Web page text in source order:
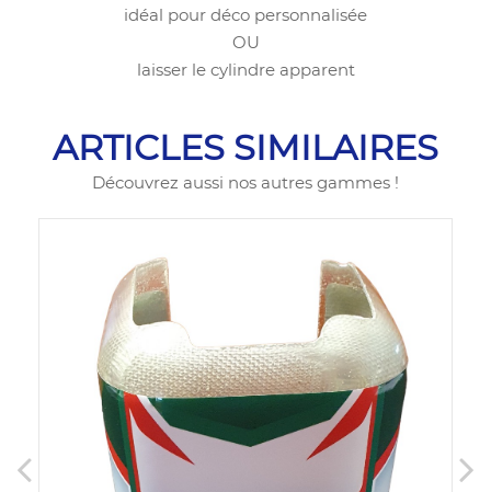
idéal pour déco personnalisée
OU
laisser le cylindre apparent
ARTICLES SIMILAIRES
Découvrez aussi nos autres gammes !